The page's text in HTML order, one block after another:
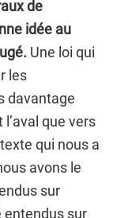
de
idée au
Une loi qui
les
davantage
que vers
qui nous a
avons le
sur
entendus sur